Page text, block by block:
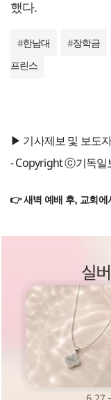
했다.
#한남대 #장학금
프린스
▶ 기사제보 및 보도
- Copyright ⓒ기독일
👉 새벽 예배 후, 교회에